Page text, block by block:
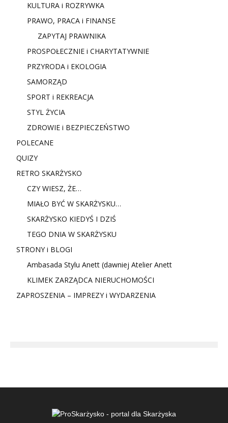
KULTURA i ROZRYWKA
PRAWO, PRACA i FINANSE
ZAPYTAJ PRAWNIKA
PROSPOŁECZNIE i CHARYTATYWNIE
PRZYRODA i EKOLOGIA
SAMORZĄD
SPORT i REKREACJA
STYL ŻYCIA
ZDROWIE i BEZPIECZEŃSTWO
POLECANE
QUIZY
RETRO SKARŻYSKO
CZY WIESZ, ŻE…
MIAŁO BYĆ W SKARŻYSKU…
SKARŻYSKO KIEDYŚ I DZIŚ
TEGO DNIA W SKARŻYSKU
STRONY i BLOGI
Ambasada Stylu Anett (dawniej Atelier Anett
KLIMEK ZARZĄDCA NIERUCHOMOŚCI
ZAPROSZENIA – IMPREZY i WYDARZENIA